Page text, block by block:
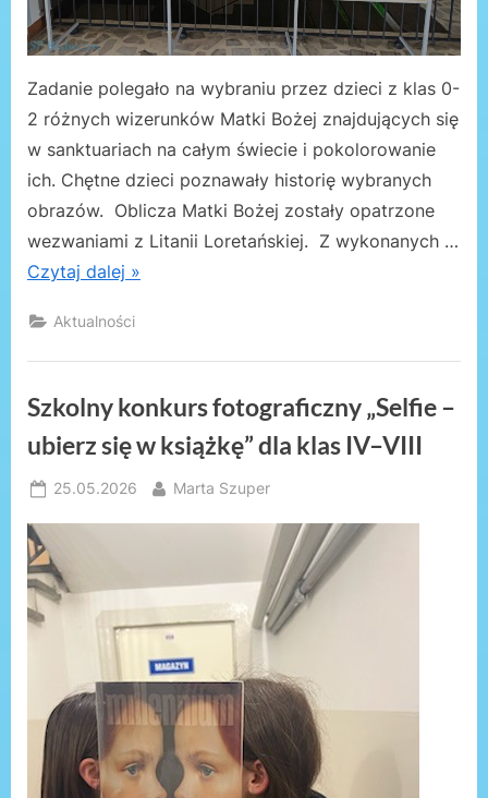
Zadanie polegało na wybraniu przez dzieci z klas 0-
2 różnych wizerunków Matki Bożej znajdujących się
w sanktuariach na całym świecie i pokolorowanie
ich. Chętne dzieci poznawały historię wybranych
obrazów. Oblicza Matki Bożej zostały opatrzone
wezwaniami z Litanii Loretańskiej. Z wykonanych …
Czytaj dalej »
Aktualności
Szkolny konkurs fotograficzny „Selfie –
ubierz się w książkę” dla klas IV–VIII
Posted
25.05.2026 By
Marta Szuper